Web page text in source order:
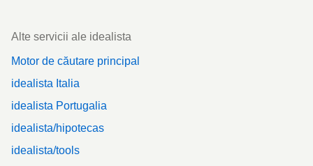
Alte servicii ale idealista
Motor de căutare principal
idealista Italia
idealista Portugalia
idealista/hipotecas
idealista/tools